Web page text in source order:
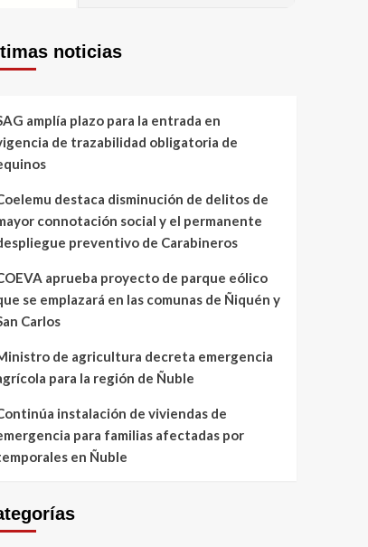
noticias
amplía plazo para la entrada en
de trazabilidad obligatoria de
destaca disminución de delitos de
connotación social y el permanente
preventivo de Carabineros
aprueba proyecto de parque eólico
se emplazará en las comunas de Ñiquén y
Carlos
de agricultura decreta emergencia
para la región de Ñuble
instalación de viviendas de
para familias afectadas por
en Ñuble